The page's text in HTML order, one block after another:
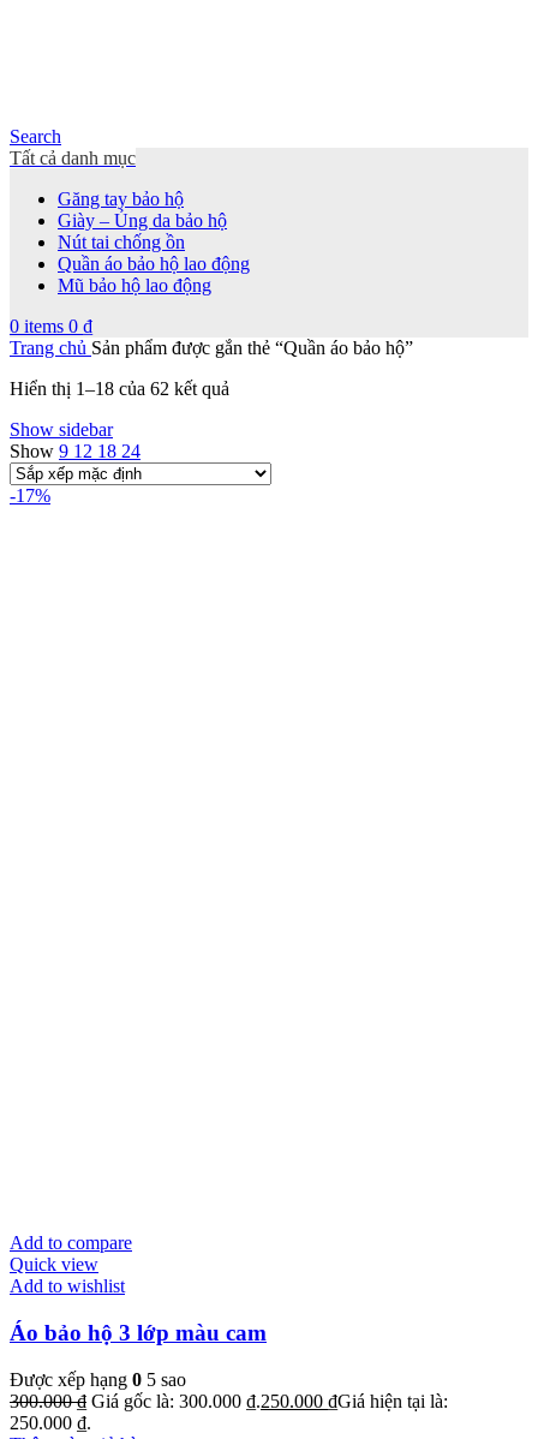
Search
Tất cả danh mục
Găng tay bảo hộ
Giày – Ủng da bảo hộ
Nút tai chống ồn
Quần áo bảo hộ lao động
Mũ bảo hộ lao động
0 items 0 ₫
Trang chủ Sản phẩm được gắn thẻ “Quần áo bảo hộ”
Hiển thị 1–18 của 62 kết quả
Show sidebar
Show 9 12 18 24
-17%
Add to compare
Quick view
Add to wishlist
Áo bảo hộ 3 lớp màu cam
Được xếp hạng 0 5 sao
300.000₫ Giá gốc là: 300.000 ₫.250.000 ₫Giá hiện tại là:
250.000 ₫.